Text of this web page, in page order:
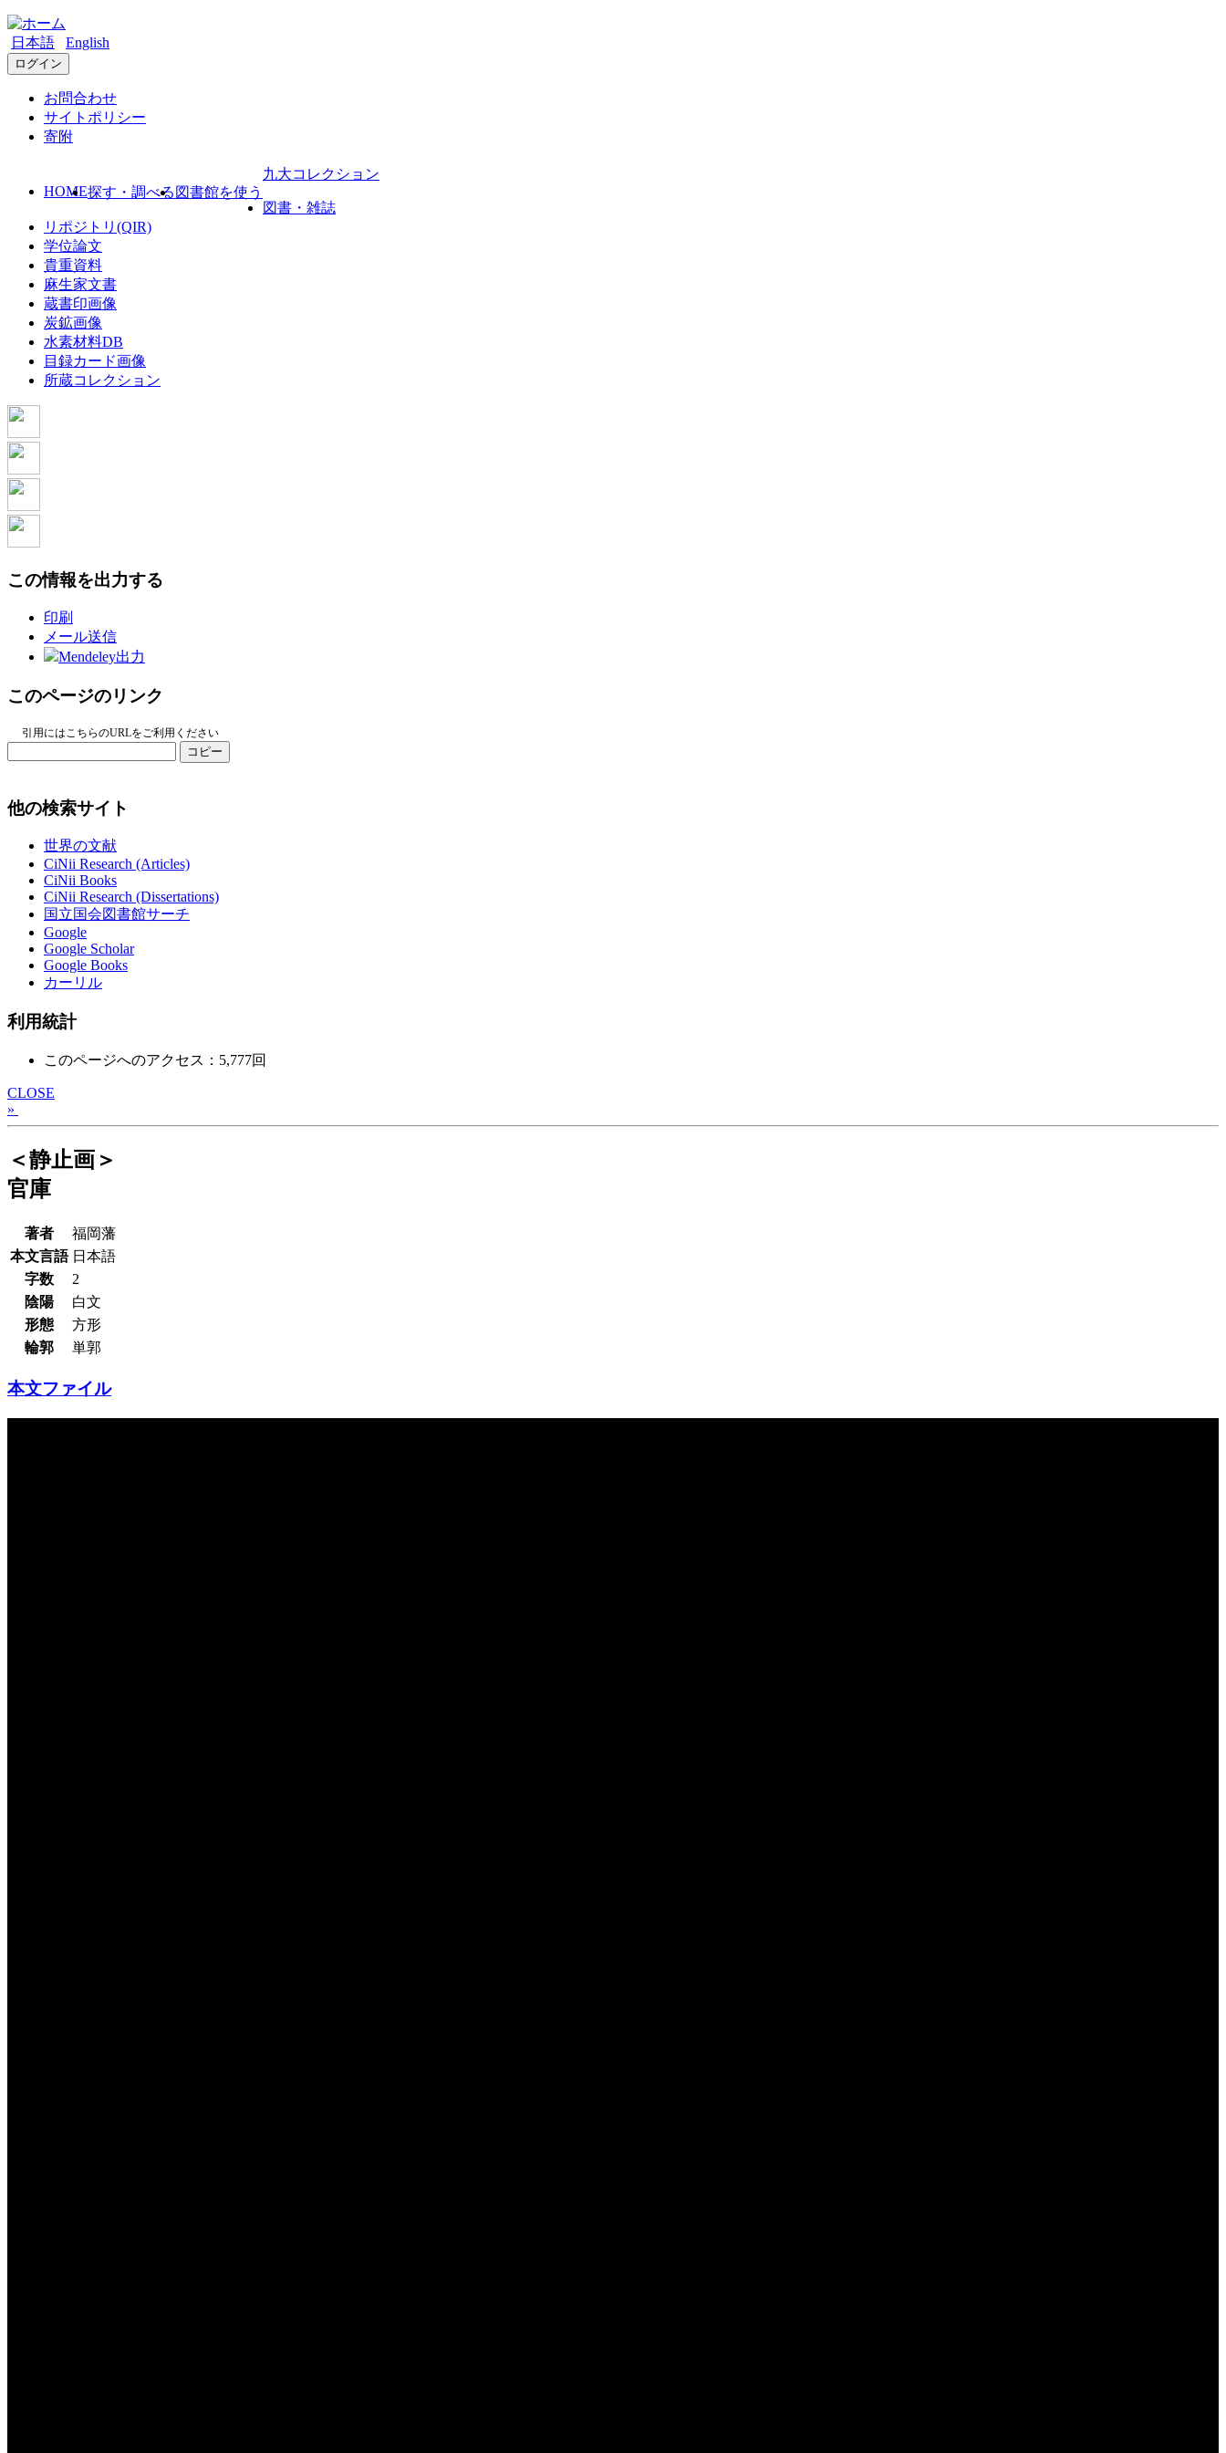
日本語 English
ログイン
お問合わせ
サイトポリシー
寄附
HOME探す・調べる 図書館を使う
九大コレクション
図書・雑誌
リポジトリ(QIR)
学位論文
貴重資料
麻生家文書
蔵書印画像
炭鉱画像
水素材料DB
目録カード画像
所蔵コレクション
この情報を出力する
印刷
メール送信
Mendeley出力
このページのリンク
引用にはこちらのURLをご利用ください
コピー
他の検索サイト
世界の文献
CiNii Research (Articles)
CiNii Books
CiNii Research (Dissertations)
国立国会図書館サーチ
Google
Google Scholar
Google Books
カーリル
利用統計
このページへのアクセス：5,777回
CLOSE
»
＜静止画＞
官庫
著者
福岡藩
本文言語 日本語
字数
2
陰陽
白文
形態
方形
輪郭
単郭
本文ファイル